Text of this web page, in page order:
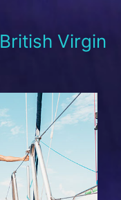
British Virgin